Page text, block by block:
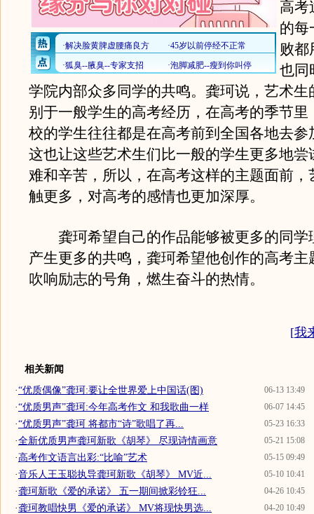
高考
的每
败都
也同
学院内部众多同学的共鸣。龚珂说，艺术生
别于一般学生的高考经历，在高考的季节里
校的学生往往都是在高考前到全国各地去参
这也让这些艺术生们比一般的学生更多地尝
难和辛苦，所以，在高考这样的主题面前，
触更多，对高考的感情也更加深厚。
龚珂希望自己的作品能够被更多的同学
产生更多的共鸣，龚珂希望他创作的高考主
吹响励志的号角，燃生奋斗的热情。
[我
相关新闻
06-13 13:49
·“优质偶像”龚珂:要让全世界爱上中国话(图)
06-07 14:45
·“优质男声”龚珂:今年高考作文 和我歌曲一样
05-23 16:33
·“优质男声”龚珂 将都市“诗”歌唱了再...
05-21 15:08
·全新优质男声龚珂新歌《胡琴》 尽现诗情画意
05-15 09:49
·高考作文语言出彩:“比喻”艺术
05-10 10:41
·音乐人王玉聪执导龚珂新歌《胡琴》 MV近...
04-26 10:45
·龚珂新歌《爱的承诺》 五一期间掀彩铃狂...
04-20 10:49
·龚珂教唱快男《爱的承诺》 MV将现快男选...